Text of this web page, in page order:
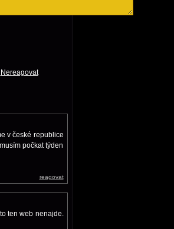
Nereagovat
v české republice
počkat týden
reagovat
ten web nenajde.